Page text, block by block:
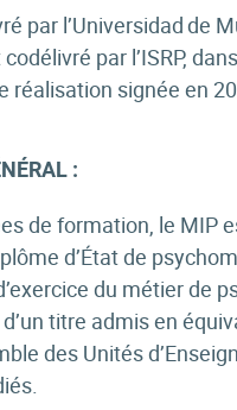
par l’Universidad de
par l’ISRP,
réalisation signée en
:
de formation, le MIP
d’État de
du métier de
titre admis en
des Unités